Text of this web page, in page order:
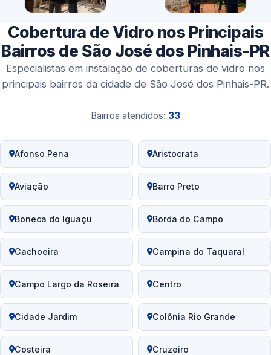
Cobertura de Vidro nos Principais
Bairros de São José dos Pinhais-PR
Especialistas em instalação de coberturas de vidro nos
principais bairros da cidade de São José dos Pinhais-PR.
Bairros atendidos: 33
Afonso Pena Aristocrata
Aviação Barro Preto
Boneca do Iguaçu Borda do Campo
Cachoeira Campina do Taquaral
Campo Largo da Roseira Centro
Cidade Jardim Colônia Rio Grande
Costeira Cruzeiro